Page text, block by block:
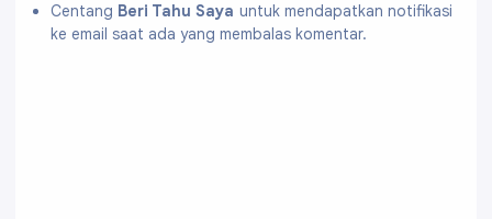
Centang Beri Tahu Saya untuk mendapatkan notifikasi
ke email saat ada yang membalas komentar.